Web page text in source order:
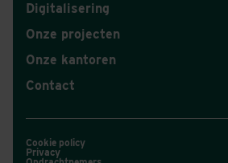
Digitalisering
Onze projecten
Onze kantoren
Contact
Cookie policy
Privacy